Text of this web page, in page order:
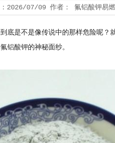
2026/07/09 作者： 氟铝酸钾易
底是不是像传说中的那样危险呢？
氟铝酸钾的神秘面纱。